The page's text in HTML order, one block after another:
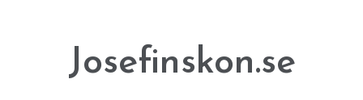
Josefinskon.se